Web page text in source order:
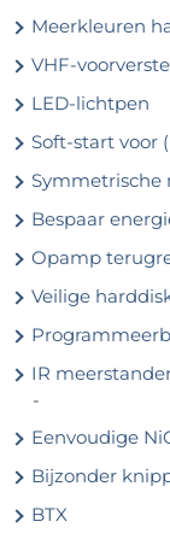
Meerkleuren
VHF-
LED-lichtpen
Soft-start voor
Symmetrische
Bespaar
Opamp
Veilige
IR
-
Eenvoudige
Bijzonder
BTX